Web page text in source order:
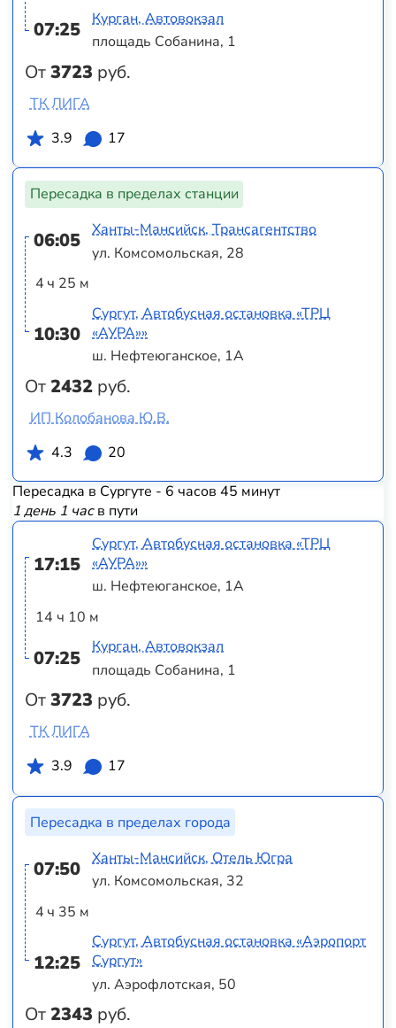
07:25
От3723 руб.
Курган, Автовокзал
площадь Собанина, 1
ТК ЛИГА
3.9
17
Пересадка в пределах станции
06:05
4 ч 25 м
10:30
От2432 руб.
Ханты-Мансийск, Трансагентство
ул. Комсомольская, 28
Сургут, Автобусная остановка «ТРЦ
«АУРА»»
ш. Нефтеюганское, 1А
ИП Колобанова Ю.В.
4.3
20
Пересадка в Сургуте - 6 часов 45 минут
1 день 1 часв пути
17:15
14 ч 10 м
07:25
От3723 руб.
Сургут, Автобусная остановка «ТРЦ
«АУРА»»
ш. Нефтеюганское, 1А
Курган, Автовокзал
площадь Собанина, 1
ТК ЛИГА
3.9
17
Пересадка в пределах города
07:50
4 ч 35 м
12:25
От2343 руб.
Ханты-Мансийск, Отель Югра
ул. Комсомольская, 32
Сургут, Автобусная остановка «Аэропорт
Сургут»
ул. Аэрофлотская, 50